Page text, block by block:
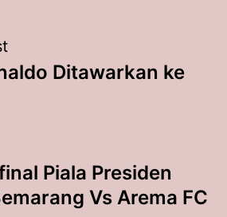
Ditawarkan ke
Piala Presiden
Vs Arema FC